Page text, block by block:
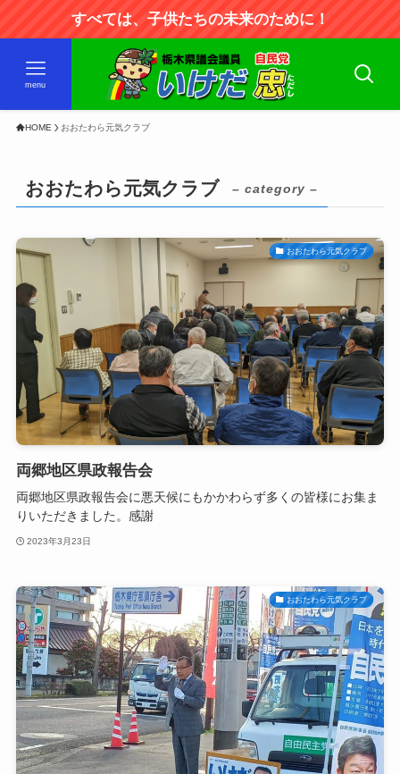
すべては、子供たちの未来のために！
menu
HOME おおたわら元気クラブ
おおたわら元気クラブ – category –
おおたわら元気クラブ
両郷地区県政報告会
両郷地区県政報告会に悪天候にもかかわらず多くの皆様にお集ま
りいただきました。感謝
2023年3月23日
おおたわら元気クラブ